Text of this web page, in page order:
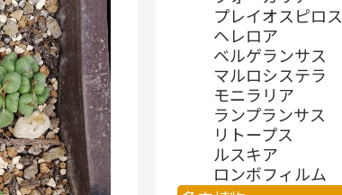
プレイオスピロス
ヘレロア
ベルゲランサス
マルロシステラ
モニラリア
ランプランサス
リトープス
ルスキア
ロンボフィルム